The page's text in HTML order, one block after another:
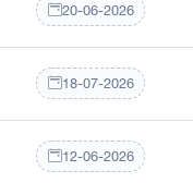
20-06-2026
18-07-2026
12-06-2026